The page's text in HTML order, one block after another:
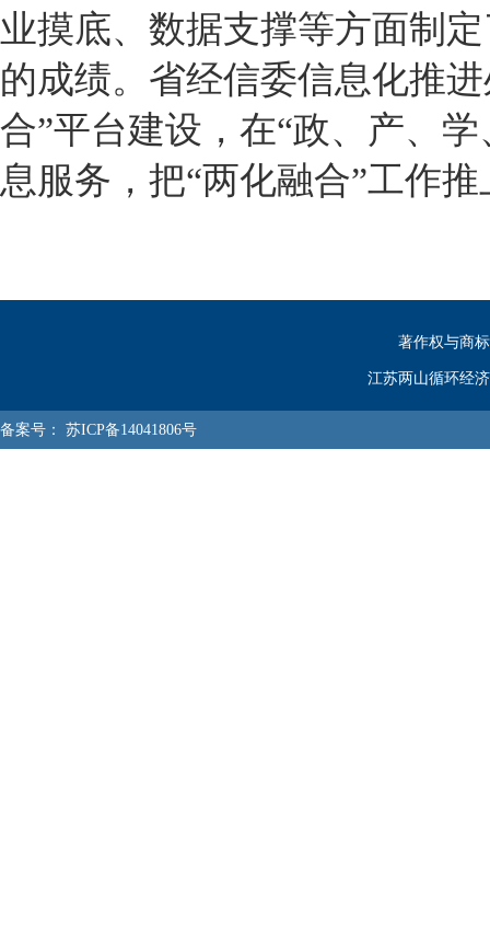
业摸底、数据支撑等方面制
的成绩。省经信委信息化推
合”平台建设，在“政、产、
息服务，把“两化融合”工作
著作权与商
江苏两山循环经
备案号： 苏ICP备14041806号